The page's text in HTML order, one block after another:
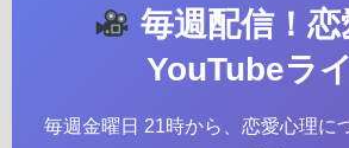
毎週配信！恋
YouTubeラ
毎週金曜日 21時から、恋愛心理に